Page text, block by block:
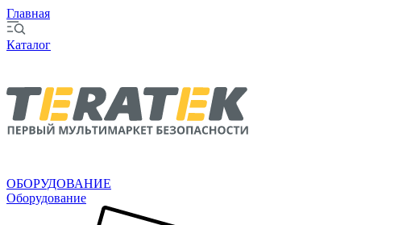
Главная
Каталог
ОБОРУДОВАНИЕ
Оборудование